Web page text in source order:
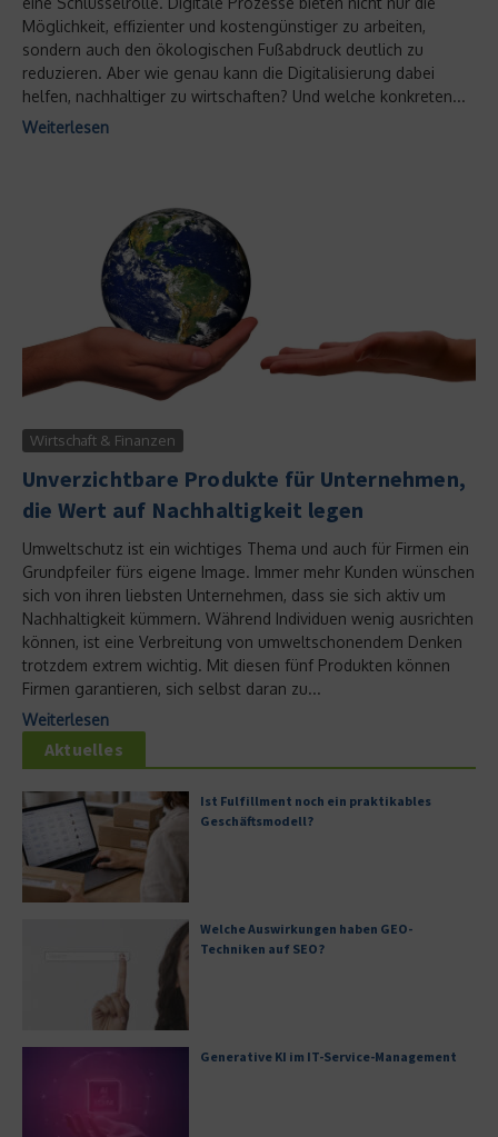
Möglichkeit, effizienter und kostengünstiger zu arbeiten,
sondern auch den ökologischen Fußabdruck deutlich zu
reduzieren. Aber wie genau kann die Digitalisierung dabei
helfen, nachhaltiger zu wirtschaften? Und welche konkreten...
Weiterlesen
Wirtschaft & Finanzen
Unverzichtbare Produkte für Unternehmen,
die Wert auf Nachhaltigkeit legen
Umweltschutz ist ein wichtiges Thema und auch für Firmen ein
Grundpfeiler fürs eigene Image. Immer mehr Kunden wünschen
sich von ihren liebsten Unternehmen, dass sie sich aktiv um
Nachhaltigkeit kümmern. Während Individuen wenig ausrichten
können, ist eine Verbreitung von umweltschonendem Denken
trotzdem extrem wichtig. Mit diesen fünf Produkten können
Firmen garantieren, sich selbst daran zu...
Weiterlesen
Aktuelles
Ist Fulfillment noch ein praktikables
Geschäftsmodell?
Welche Auswirkungen haben GEO-
Techniken auf SEO?
Generative KI im IT-Service-Management